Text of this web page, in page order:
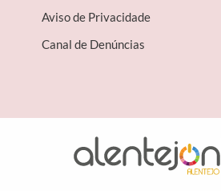
Aviso de Privacidade
Canal de Denúncias